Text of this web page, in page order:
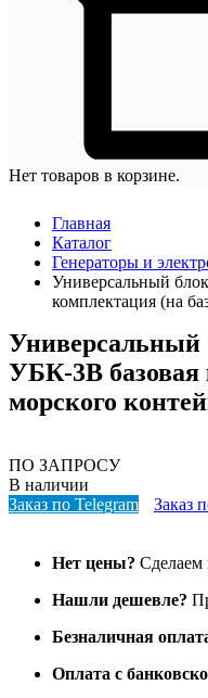
Нет товаров в корзине.
Главная
Каталог
Генераторы и
Универсальный
комплектация (на
Универсальный
УБК-3В базовая
морского
ПО ЗАПРОСУ
В наличии
Заказ по Telegram
Заказ
Нет цены? Сделаем
Нашли дешевле?
Безналичная
Оплата с